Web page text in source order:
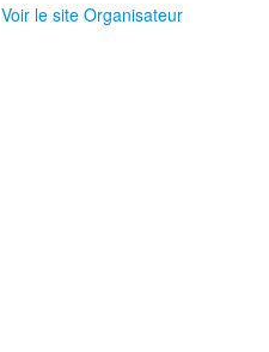
Voir le site Organisateur